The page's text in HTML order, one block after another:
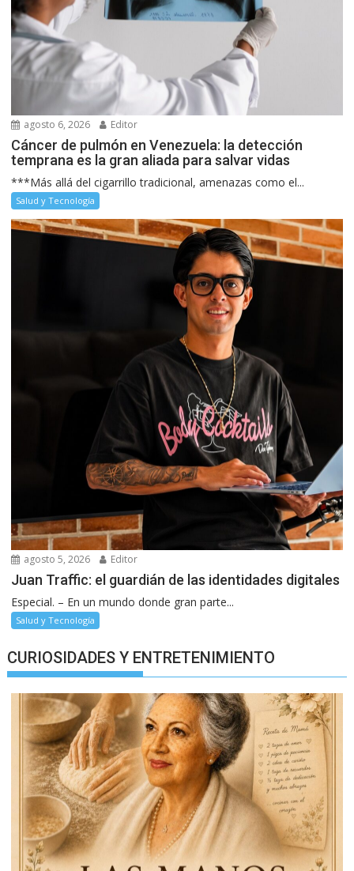
agosto 6, 2026 Editor
Cáncer de pulmón en Venezuela: la detección
temprana es la gran aliada para salvar vidas
***Más allá del cigarrillo tradicional, amenazas como el...
Salud y Tecnología
agosto 5, 2026 Editor
Juan Traffic: el guardián de las identidades digitales
Especial. – En un mundo donde gran parte...
Salud y Tecnología
CURIOSIDADES Y ENTRETENIMIENTO